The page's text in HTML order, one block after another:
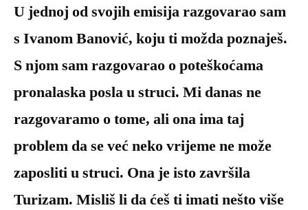
U jednoj od svojih emisija razgovarao sam
s Ivanom Banović, koju ti možda poznaješ.
S njom sam razgovarao o poteškoćama
pronalaska posla u struci. Mi danas ne
razgovaramo o tome, ali ona ima taj
problem da se već neko vrijeme ne može
zaposliti u struci. Ona je isto završila
Turizam. Misliš li da ćeš ti imati nešto više